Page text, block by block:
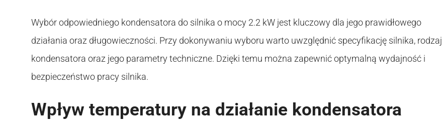
Wybór odpowiedniego kondensatora do silnika o mocy 2.2 kW jest kluczowy dla jego prawidłowego
działania oraz długowieczności. Przy dokonywaniu wyboru warto uwzględnić specyfikację silnika, rodzaj
kondensatora oraz jego parametry techniczne. Dzięki temu można zapewnić optymalną wydajność i
bezpieczeństwo pracy silnika.
Wpływ temperatury na działanie kondensatora